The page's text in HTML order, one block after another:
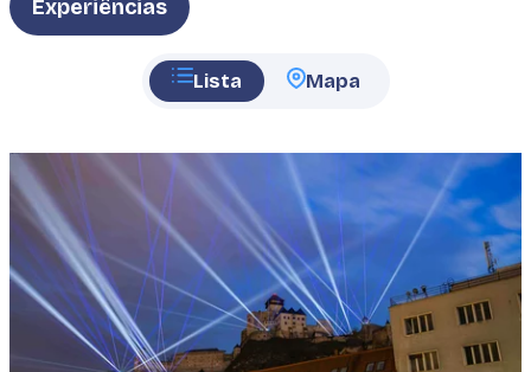
Experiências
Lista Mapa
Featured
image